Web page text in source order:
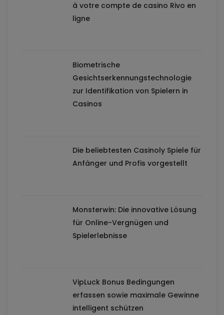
à votre compte de casino Rivo en
ligne
Biometrische
Gesichtserkennungstechnologie
zur Identifikation von Spielern in
Casinos
Die beliebtesten Casinoly Spiele für
Anfänger und Profis vorgestellt
Monsterwin: Die innovative Lösung
für Online-Vergnügen und
Spielerlebnisse
VipLuck Bonus Bedingungen
erfassen sowie maximale Gewinne
intelligent schützen